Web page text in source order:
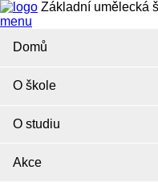
Základní umělecká
menu
Domů
O škole
O studiu
Akce